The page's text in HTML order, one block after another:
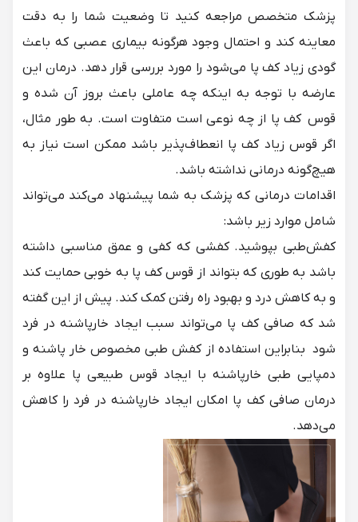
پزشک متخصص مراجعه کنید تا وضعیت شما را به دقت
معاینه کند و احتمال وجود هرگونه بیماری عصبی که باعث
گودی زیاد کف پا می‌شود را مورد بررسی قرار دهد. درمان این
عارضه با توجه به اینکه چه عاملی باعث بروز آن شده و
قوس کف پا از چه نوعی است متفاوت است. به طور مثال،
اگر قوس زیاد کف پا انعطاف‌پذیر باشد ممکن است نیاز به
هیچ‌گونه درمانی نداشته باشد.
اقدامات درمانی که پزشک به شما پیشنهاد می‌کند می‌تواند
شامل موارد زیر باشد:
کفش‌طبی بپوشید. کفشی که کفی و عمق مناسبی داشته
باشد به طوری که بتواند از قوس کف پا به خوبی حمایت کند
و به کاهش درد و بهبود راه رفتن کمک کند. پیش از این گفته
شد که صافی کف پا می‌تواند سبب ایجاد خارپاشنه در فرد
شود بنابراین استفاده ازکفش طبی مخصوص خار پاشنهو
دمپایی طبی خارپاشنه با ایجاد قوس طبیعی پا علاوه بر
درمان صافی کف پا امکان ایجاد خارپاشنه در فرد را کاهش
می‌دهد.